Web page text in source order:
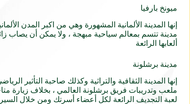
ميونخ بارفيا
إنها المدينة الألمانية المشهورة وهي من اكبر المدن
مدينة تتسم بمعالم سياحية مبهجة ، ولا يمكن أن يصاب
ألعابها الرائعة
مدينة برشلونة
إنها المدينة الثقافية والتراثية وكذلك صاحبة
ملعب وتدريبات فريق برشلونة العالمي ، بخلاف زيارة
لعبة التجديف الرائعة لكل أعضاء أسرتك ومن خلال السير